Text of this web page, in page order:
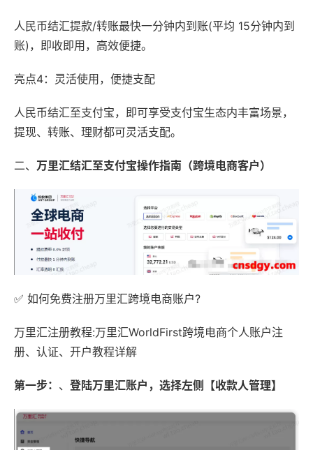
人民币结汇提款/转账最快一分钟内到账(平均 15分钟内到
账)，即收即用，高效便捷。
亮点4：灵活使用，便捷支配
人民币结汇至支付宝，即可享受支付宝生态内丰富场景，
提现、转账、理财都可灵活支配。
二、 万里汇结汇至支付宝操作指南 （跨境电商客户）
✅ 如何免费注册万里汇跨境电商账户?
万里汇注册教程:万里汇WorldFirst跨境电商个人账户注
册、认证、开户教程详解
第一步： 、 登陆万里汇账户，选择左侧【收款人管理】